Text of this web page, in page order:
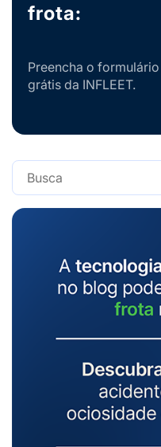
frota:
Preencha o
grátis da INFLEET.